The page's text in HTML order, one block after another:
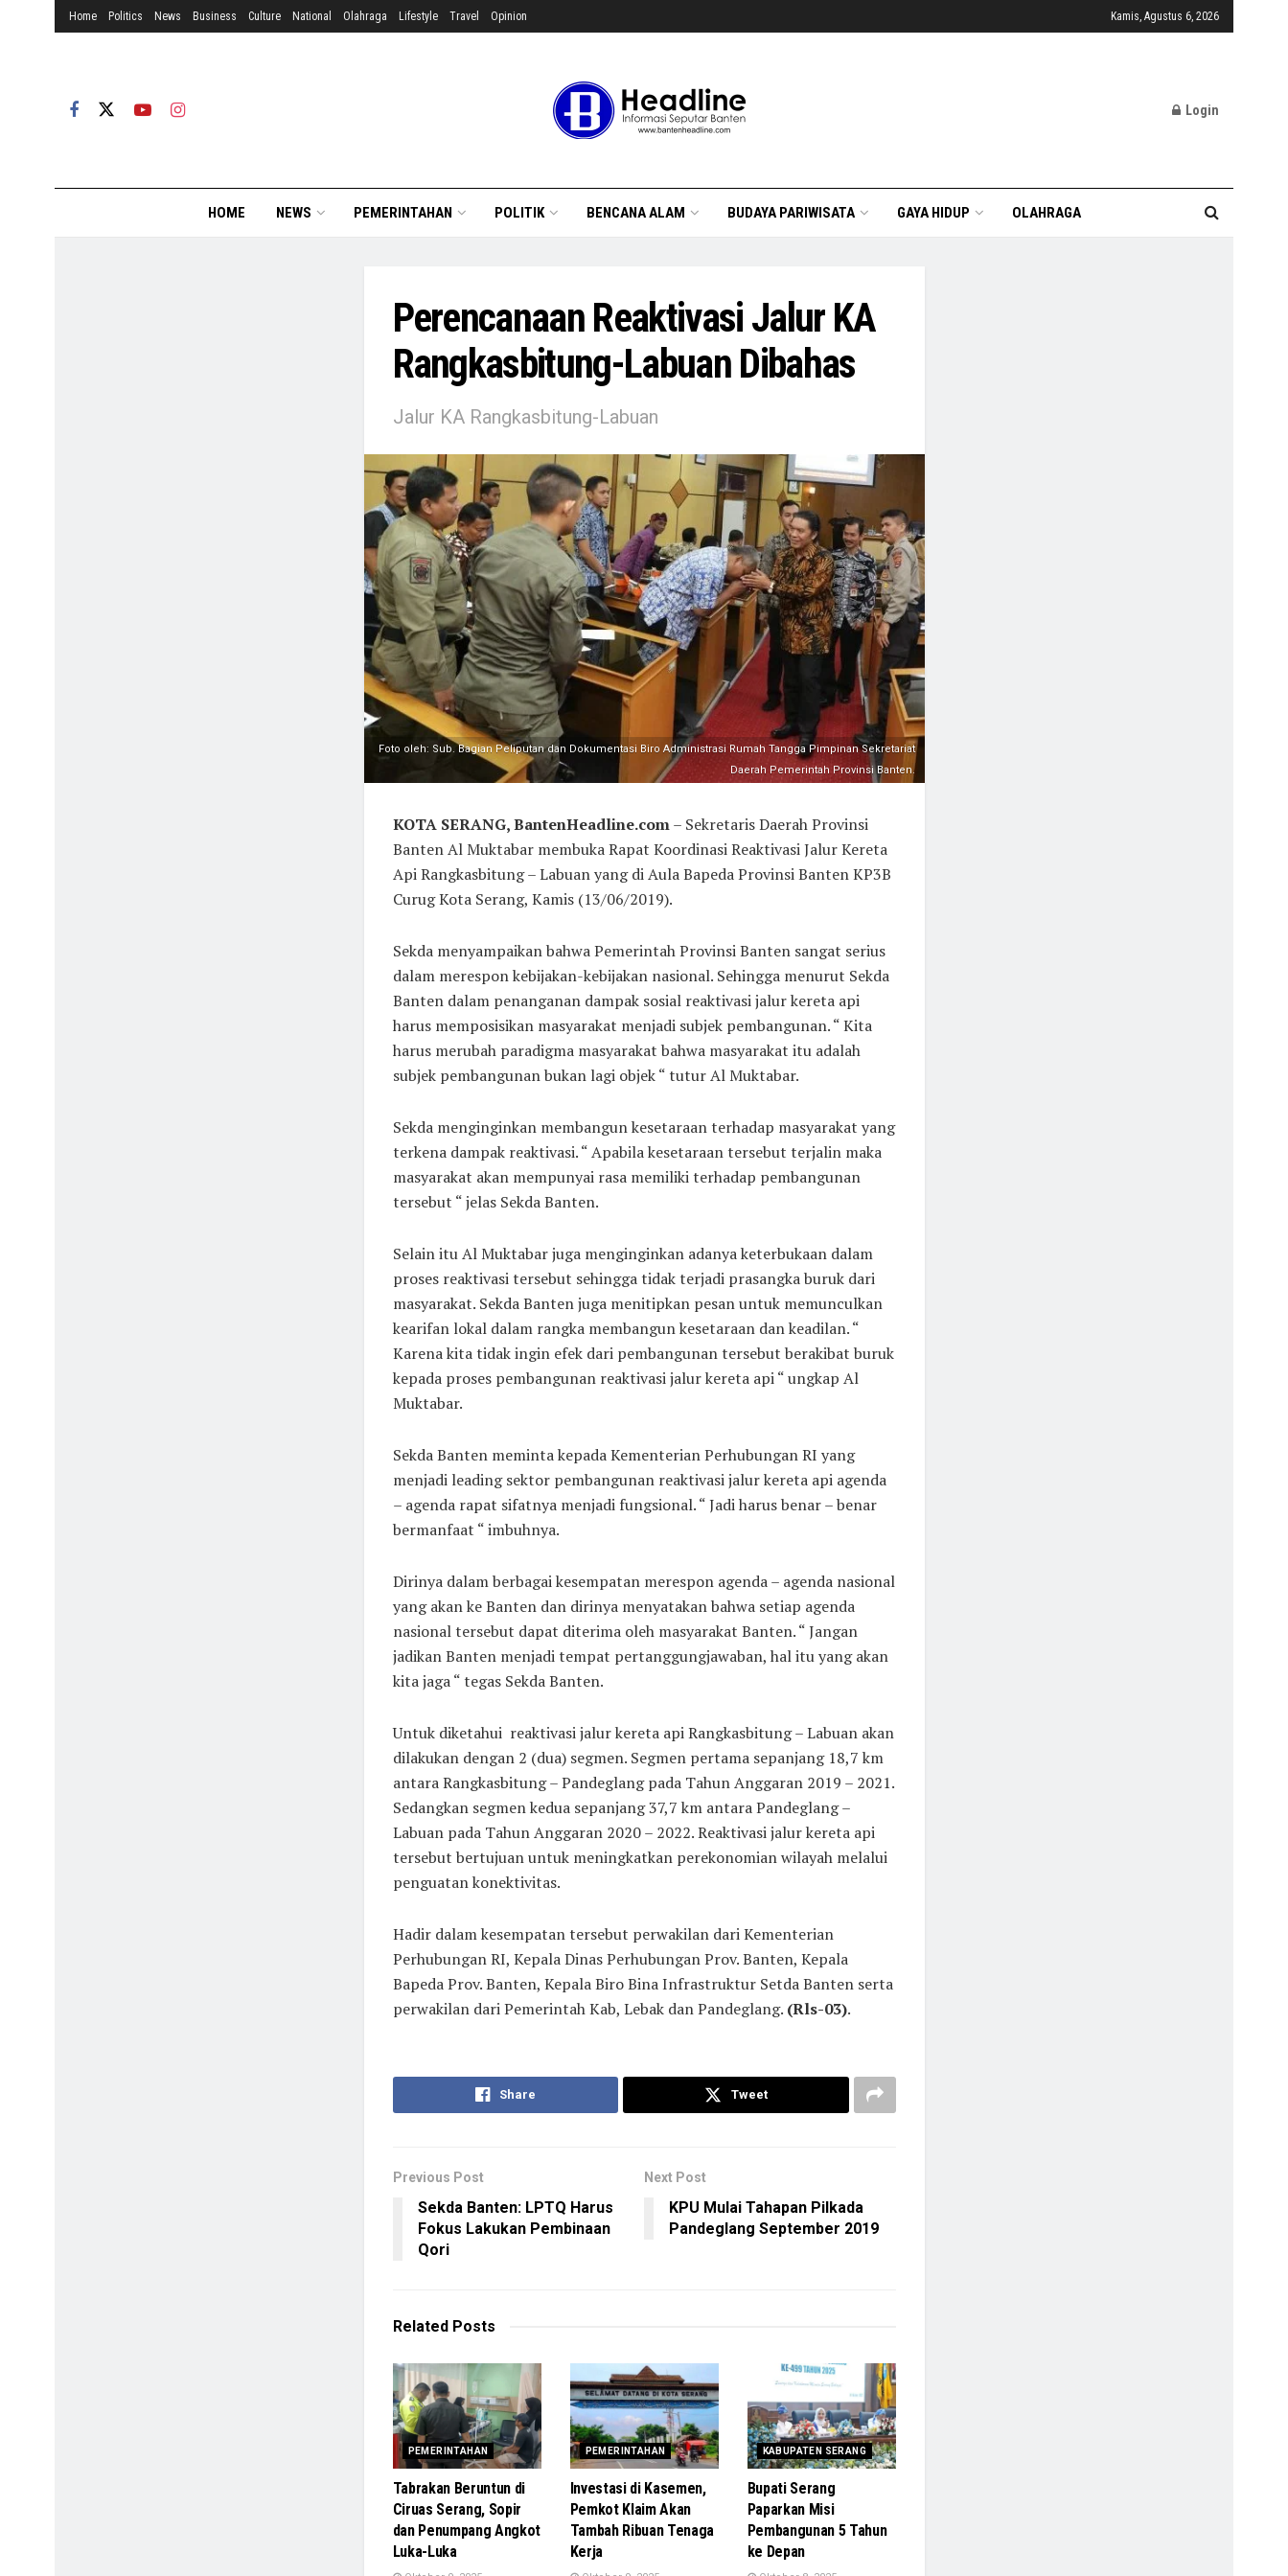
Home Politics News Business Culture National Olahraga Lifestyle Travel Opinion Kamis, Agustus 6, 2026
Login
HOME NEWS PEMERINTAHAN POLITIK BENCANA ALAM BUDAYA PARIWISATA GAYA HIDUP OLAHRAGA
Perencanaan Reaktivasi Jalur KA
Rangkasbitung-Labuan Dibahas
Jalur KA Rangkasbitung-Labuan
Foto oleh: Sub. Bagian Peliputan dan Dokumentasi Biro Administrasi Rumah Tangga Pimpinan Sekretariat
Daerah Pemerintah Provinsi Banten.
KOTA SERANG, BantenHeadline.com– Sekretaris Daerah Provinsi
Banten Al Muktabar membuka Rapat Koordinasi Reaktivasi Jalur Kereta
Api Rangkasbitung – Labuan yang di Aula Bapeda Provinsi Banten KP3B
Curug Kota Serang, Kamis (13/06/2019).
Sekda menyampaikan bahwa Pemerintah Provinsi Banten sangat serius
dalam merespon kebijakan-kebijakan nasional. Sehingga menurut Sekda
Banten dalam penanganan dampak sosial reaktivasi jalur kereta api
harus memposisikan masyarakat menjadi subjek pembangunan. “ Kita
harus merubah paradigma masyarakat bahwa masyarakat itu adalah
subjek pembangunan bukan lagi objek “ tutur Al Muktabar.
Sekda menginginkan membangun kesetaraan terhadap masyarakat yang
terkena dampak reaktivasi. “ Apabila kesetaraan tersebut terjalin maka
masyarakat akan mempunyai rasa memiliki terhadap pembangunan
tersebut “ jelas Sekda Banten.
Selain itu Al Muktabar juga menginginkan adanya keterbukaan dalam
proses reaktivasi tersebut sehingga tidak terjadi prasangka buruk dari
masyarakat. Sekda Banten juga menitipkan pesan untuk memunculkan
kearifan lokal dalam rangka membangun kesetaraan dan keadilan. “
Karena kita tidak ingin efek dari pembangunan tersebut berakibat buruk
kepada proses pembangunan reaktivasi jalur kereta api “ ungkap Al
Muktabar.
Sekda Banten meminta kepada Kementerian Perhubungan RI yang
menjadi leading sektor pembangunan reaktivasi jalur kereta api agenda
– agenda rapat sifatnya menjadi fungsional. “ Jadi harus benar – benar
bermanfaat “ imbuhnya.
Dirinya dalam berbagai kesempatan merespon agenda – agenda nasional
yang akan ke Banten dan dirinya menyatakan bahwa setiap agenda
nasional tersebut dapat diterima oleh masyarakat Banten. “ Jangan
jadikan Banten menjadi tempat pertanggungjawaban, hal itu yang akan
kita jaga “ tegas Sekda Banten.
Untuk diketahui reaktivasi jalur kereta api Rangkasbitung – Labuan akan
dilakukan dengan 2 (dua) segmen. Segmen pertama sepanjang 18,7 km
antara Rangkasbitung – Pandeglang pada Tahun Anggaran 2019 – 2021.
Sedangkan segmen kedua sepanjang 37,7 km antara Pandeglang –
Labuan pada Tahun Anggaran 2020 – 2022. Reaktivasi jalur kereta api
tersebut bertujuan untuk meningkatkan perekonomian wilayah melalui
penguatan konektivitas.
Hadir dalam kesempatan tersebut perwakilan dari Kementerian
Perhubungan RI, Kepala Dinas Perhubungan Prov. Banten, Kepala
Bapeda Prov. Banten, Kepala Biro Bina Infrastruktur Setda Banten serta
perwakilan dari Pemerintah Kab, Lebak dan Pandeglang. (Rls-03).
Share Tweet
Previous Post
Sekda Banten: LPTQ Harus
Fokus Lakukan Pembinaan
Qori
Next Post
KPU Mulai Tahapan Pilkada
Pandeglang September 2019
RelatedPosts
PEMERINTAHAN
Tabrakan Beruntun di
Ciruas Serang, Sopir
dan Penumpang Angkot
Luka-Luka
PEMERINTAHAN
Investasi di Kasemen,
Pemkot Klaim Akan
Tambah Ribuan Tenaga
Kerja
KABUPATEN SERANG
Bupati Serang
Paparkan Misi
Pembangunan 5 Tahun
ke Depan